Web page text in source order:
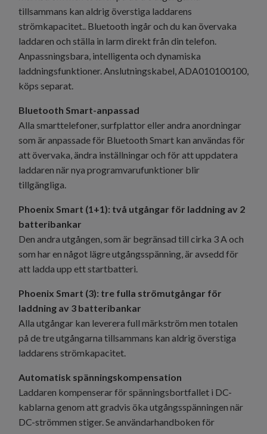
tillsammans kan aldrig överstiga laddarens
strömkapacitet.. Bluetooth ingår och du kan övervaka
laddaren och ställa in larm direkt från din telefon.
Anpassningsbara, intelligenta och dynamiska
laddningsfunktioner. Anslutningskabel, ADA010100100,
köps separat.
Bluetooth Smart-anpassad
Alla smarttelefoner, surfplattor eller andra anordningar
som är anpassade för Bluetooth Smart kan användas för
att övervaka, ändra inställningar och för att uppdatera
laddaren när nya programvarufunktioner blir
tillgängliga.
Phoenix Smart (1+1): två utgångar för laddning av 2
batteribankar
Den andra utgången, som är begränsad till cirka 3 A och
som har en något lägre utgångsspänning, är avsedd för
att ladda upp ett startbatteri.
Phoenix Smart (3): tre fulla strömutgångar för
laddning av 3 batteribankar
Alla utgångar kan leverera full märkström men totalen
på de tre utgångarna tillsammans kan aldrig överstiga
laddarens strömkapacitet.
Automatisk spänningskompensation
Laddaren kompenserar för spänningsbortfallet i DC-
kablarna genom att gradvis öka utgångsspänningen när
DC-strömmen stiger. Se användarhandboken för